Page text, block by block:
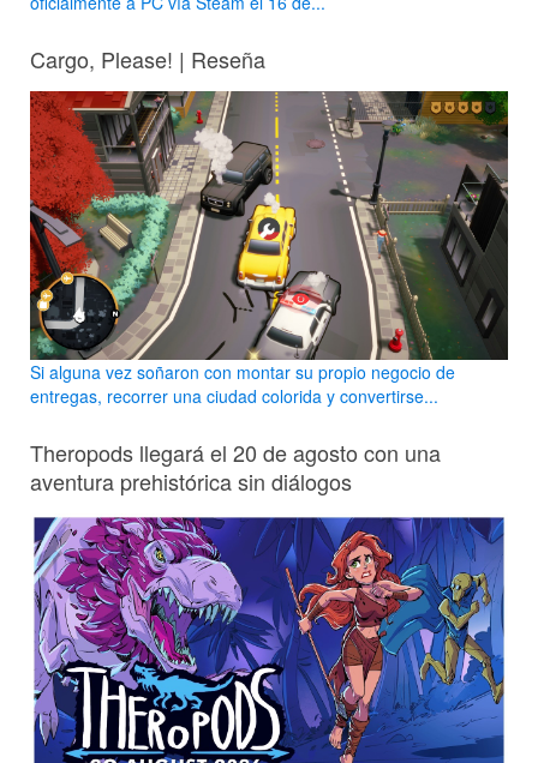
Cargo, Please! | Reseña
Si alguna vez soñaron con montar su propio negocio de
entregas, recorrer una ciudad colorida y convertirse...
Theropods llegará el 20 de agosto con una
aventura prehistórica sin diálogos